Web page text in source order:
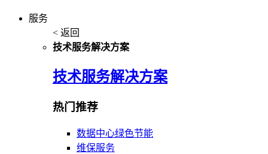
服务
< 返回
技术服务解决方案
技术服务解决方案
热门推荐
数据中心绿色节能
维保服务